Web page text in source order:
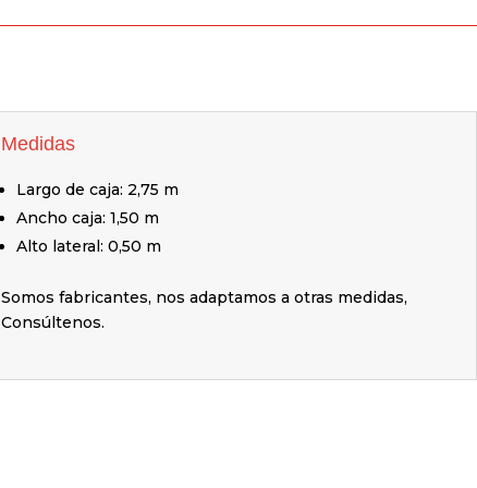
Medidas
Largo de caja: 2,75 m
Ancho caja: 1,50 m
Alto lateral: 0,50 m
Somos fabricantes, nos adaptamos a otras medidas,
Consúltenos.